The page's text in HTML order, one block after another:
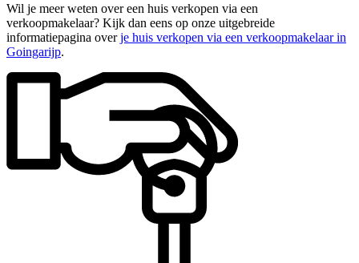
Wil je meer weten over een huis verkopen via een
verkoopmakelaar? Kijk dan eens op onze uitgebreide
informatiepagina overje huis verkopen via een verkoopmakelaar in
Goingarijp.